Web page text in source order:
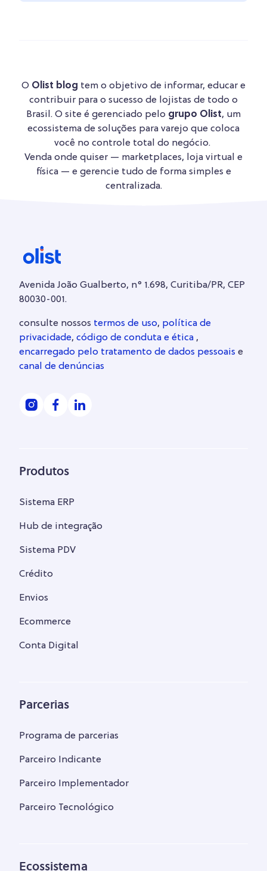
O Olist blog tem o objetivo de informar, educar e
contribuir para o sucesso de lojistas de todo o
Brasil. O site é gerenciado pelo grupo Olist, um
ecossistema de soluções para varejo que coloca
você no controle total do negócio.
Venda onde quiser — marketplaces, loja virtual e
física — e gerencie tudo de forma simples e
centralizada.
Avenida João Gualberto, n° 1.698, Curitiba/PR, CEP
80030-001.
consulte nossos termos de uso, política de
privacidade, código de conduta e ética ,
encarregado pelo tratamento de dados pessoais e
canal de denúncias
Produtos
Sistema ERP
Hub de integração
Sistema PDV
Crédito
Envios
Ecommerce
Conta Digital
Parcerias
Programa de parcerias
Parceiro Indicante
Parceiro Implementador
Parceiro Tecnológico
Ecossistema